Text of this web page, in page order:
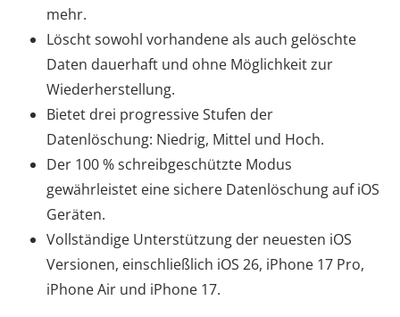
mehr.
Löscht sowohl vorhandene als auch gelöschte
Daten dauerhaft und ohne Möglichkeit zur
Wiederherstellung.
Bietet drei progressive Stufen der
Datenlöschung: Niedrig, Mittel und Hoch.
Der 100 % schreibgeschützte Modus
gewährleistet eine sichere Datenlöschung auf iOS
Geräten.
Vollständige Unterstützung der neuesten iOS
Versionen, einschließlich iOS 26, iPhone 17 Pro,
iPhone Air und iPhone 17.